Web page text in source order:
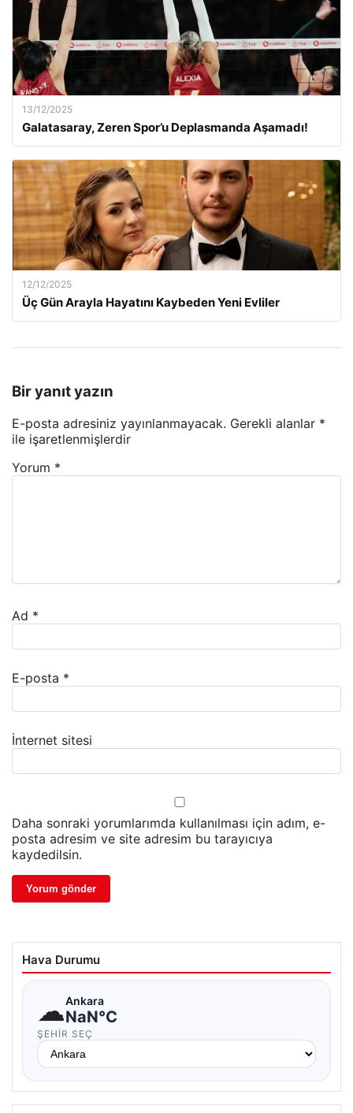
13/12/2025
Galatasaray, Zeren Spor’u Deplasmanda Aşamadı!
12/12/2025
Üç Gün Arayla Hayatını Kaybeden Yeni Evliler
Bir yanıt yazın
E-posta adresiniz yayınlanmayacak. Gerekli alanlar *
ile işaretlenmişlerdir
Yorum *
Ad *
E-posta *
İnternet sitesi
Daha sonraki yorumlarımda kullanılması için adım, e-
posta adresim ve site adresim bu tarayıcıya
kaydedilsin.
Hava Durumu
☁Ankara
NaN°C
ŞEHIR SEÇ